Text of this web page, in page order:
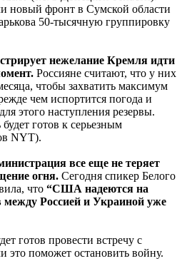
новый фронт в Сумской области
50-тысячную группировку
нежелание Кремля идти
Россияне считают, что у них
чтобы захватить максимум
чем испортится погода и
этого наступления резервы.
готов к серьезным
NYT).
все еще не теряет
огня. Сегодня спикер Белого
что “США надеются на
между Россией и Украиной уже
готов провести встречу с
поможет остановить войну.